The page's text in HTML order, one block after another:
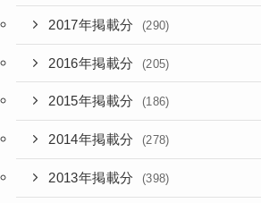
2017年掲載分 (290)
2016年掲載分 (205)
2015年掲載分 (186)
2014年掲載分 (278)
2013年掲載分 (398)